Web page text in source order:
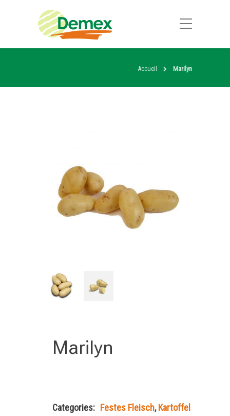
Accueil Marilyn
Marilyn
Categories: Festes Fleisch,Kartoffel